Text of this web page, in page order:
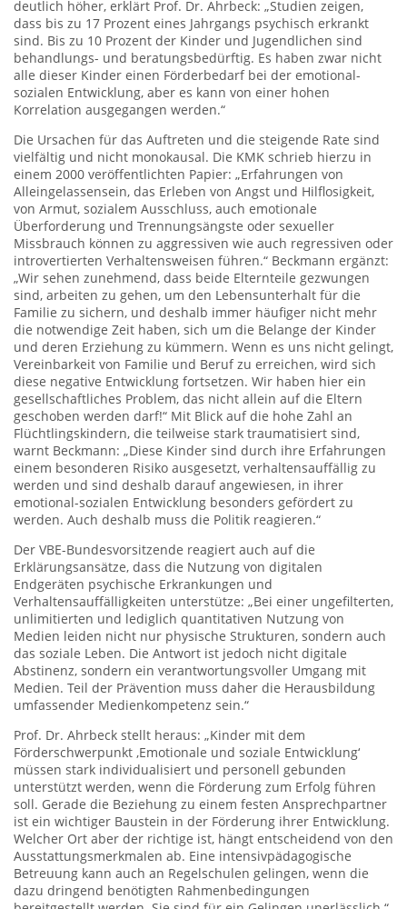
deutlich höher, erklärt Prof. Dr. Ahrbeck: „Studien zeigen,
dass bis zu 17 Prozent eines Jahrgangs psychisch erkrankt
sind. Bis zu 10 Prozent der Kinder und Jugendlichen sind
behandlungs- und beratungsbedürftig. Es haben zwar nicht
alle dieser Kinder einen Förderbedarf bei der emotional-
sozialen Entwicklung, aber es kann von einer hohen
Korrelation ausgegangen werden.“
Die Ursachen für das Auftreten und die steigende Rate sind
vielfältig und nicht monokausal. Die KMK schrieb hierzu in
einem 2000 veröffentlichten Papier: „Erfahrungen von
Alleingelassensein, das Erleben von Angst und Hilflosigkeit,
von Armut, sozialem Ausschluss, auch emotionale
Überforderung und Trennungsängste oder sexueller
Missbrauch können zu aggressiven wie auch regressiven oder
introvertierten Verhaltensweisen führen.“ Beckmann ergänzt:
„Wir sehen zunehmend, dass beide Elternteile gezwungen
sind, arbeiten zu gehen, um den Lebensunterhalt für die
Familie zu sichern, und deshalb immer häufiger nicht mehr
die notwendige Zeit haben, sich um die Belange der Kinder
und deren Erziehung zu kümmern. Wenn es uns nicht gelingt,
Vereinbarkeit von Familie und Beruf zu erreichen, wird sich
diese negative Entwicklung fortsetzen. Wir haben hier ein
gesellschaftliches Problem, das nicht allein auf die Eltern
geschoben werden darf!“ Mit Blick auf die hohe Zahl an
Flüchtlingskindern, die teilweise stark traumatisiert sind,
warnt Beckmann: „Diese Kinder sind durch ihre Erfahrungen
einem besonderen Risiko ausgesetzt, verhaltensauffällig zu
werden und sind deshalb darauf angewiesen, in ihrer
emotional-sozialen Entwicklung besonders gefördert zu
werden. Auch deshalb muss die Politik reagieren.“
Der VBE-Bundesvorsitzende reagiert auch auf die
Erklärungsansätze, dass die Nutzung von digitalen
Endgeräten psychische Erkrankungen und
Verhaltensauffälligkeiten unterstütze: „Bei einer ungefilterten,
unlimitierten und lediglich quantitativen Nutzung von
Medien leiden nicht nur physische Strukturen, sondern auch
das soziale Leben. Die Antwort ist jedoch nicht digitale
Abstinenz, sondern ein verantwortungsvoller Umgang mit
Medien. Teil der Prävention muss daher die Herausbildung
umfassender Medienkompetenz sein.“
Prof. Dr. Ahrbeck stellt heraus: „Kinder mit dem
Förderschwerpunkt ‚Emotionale und soziale Entwicklung‘
müssen stark individualisiert und personell gebunden
unterstützt werden, wenn die Förderung zum Erfolg führen
soll. Gerade die Beziehung zu einem festen Ansprechpartner
ist ein wichtiger Baustein in der Förderung ihrer Entwicklung.
Welcher Ort aber der richtige ist, hängt entscheidend von den
Ausstattungsmerkmalen ab. Eine intensivpädagogische
Betreuung kann auch an Regelschulen gelingen, wenn die
dazu dringend benötigten Rahmenbedingungen